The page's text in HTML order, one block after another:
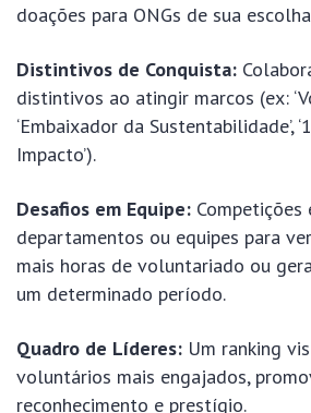
doações para ONGs de sua
Distintivos de Conquista:
distintivos ao atingir marcos (ex:
‘Embaixador da Sustentabilidade’,
Impacto’).
Desafios em Equipe: Competições
departamentos ou equipes para
mais horas de voluntariado ou
um determinado período.
Quadro de Líderes: Um ranking
voluntários mais engajados,
reconhecimento e prestígio.